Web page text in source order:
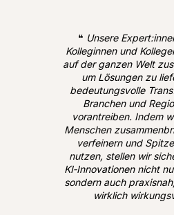
❝ Unsere
Kolleginnen und
auf der ganzen Welt
um Lösungen zu
bedeutungsvolle
Branchen und
vorantreiben. Indem
Menschen
verfeinern und
nutzen, stellen wir
KI‑Innovationen nicht
sondern auch
wirklich